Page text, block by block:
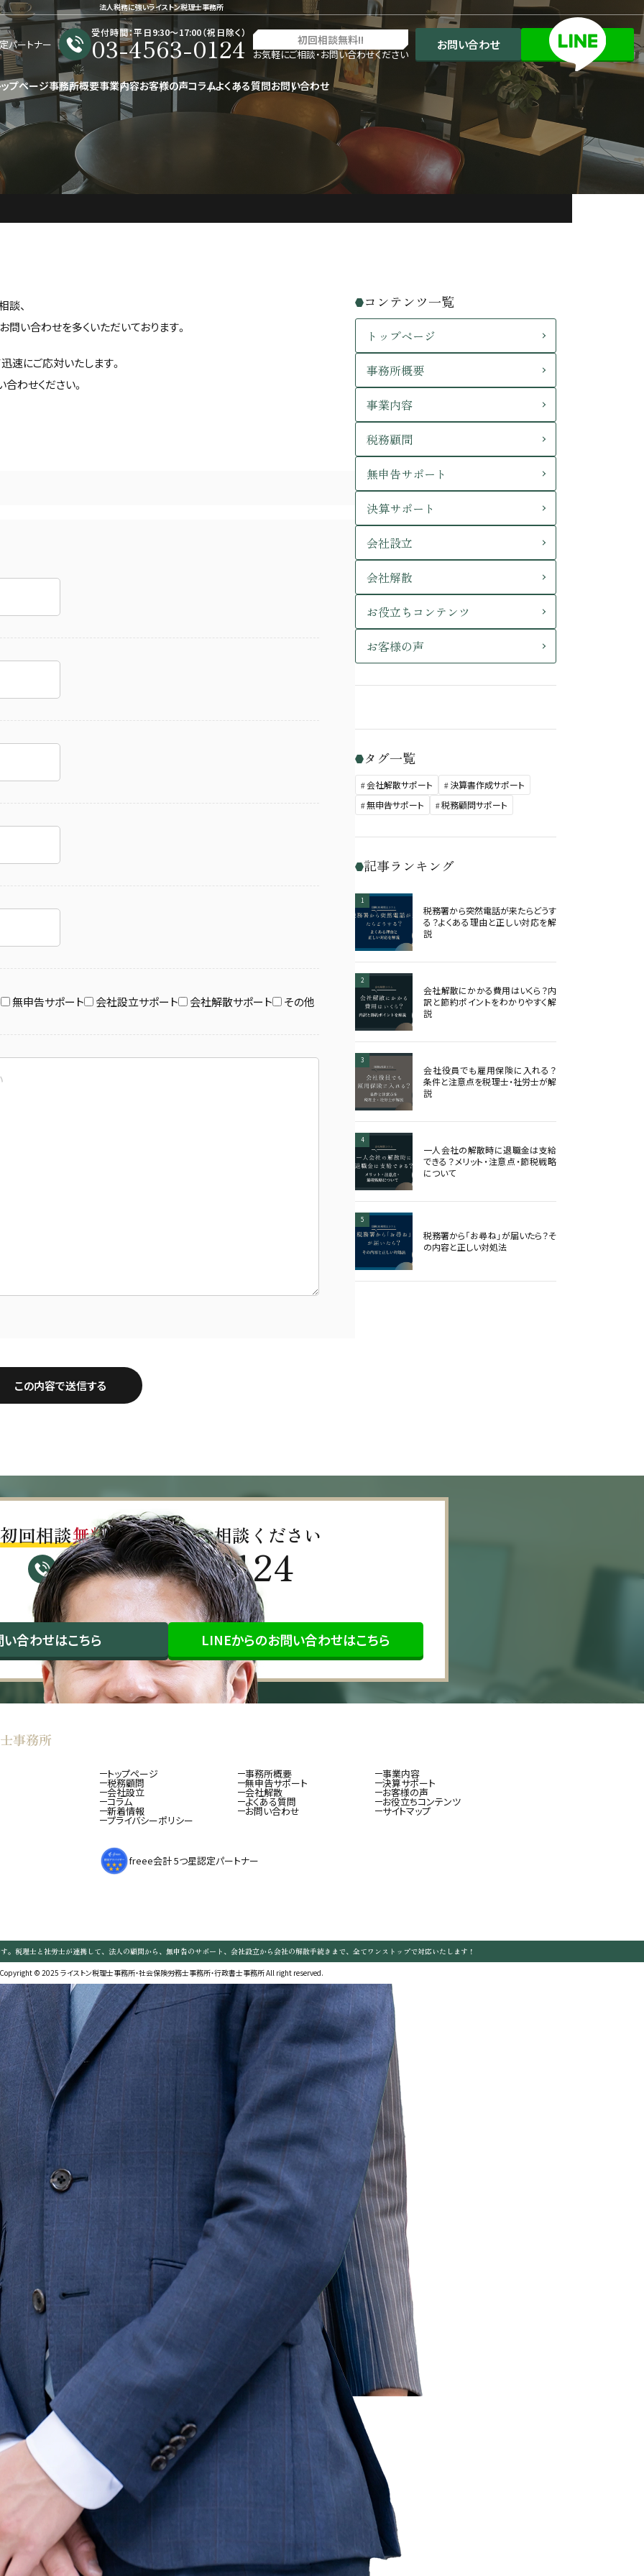
法人税務に強いライストン税理士事務所
パートナー
受付時間：平日9:30〜17:00（祝日除く）
03-4563-0124 初回相談無料!!
お気軽にご相談・お問い合わせください
お問い合わせ
ップページ事務所概要事業内容お客様の声コラムよくある質問お問い合わせ
談、
い合わせを多くいただいております。
速にご応対いたします。
わせください。
無申告サポート 会社設立サポート 会社解散サポート その他
コンテンツ一覧
トップページ
事務所概要
事業内容
税務顧問
無申告サポート
決算サポート
会社設立
会社解散
お役立ちコンテンツ
お客様の声
タグ一覧
会社解散サポート
決算書作成サポート
無申告サポート
税務顧問サポート
記事ランキング
1
税務署から突然電話が来たらどうす
る？よくある理由と正しい対応を解
説
2
会社解散にかかる費用はいくら？内
訳と節約ポイントをわかりやすく解
説
3
会社役員でも雇用保険に入れる？
条件と注意点を税理士・社労士が解
説
4
一人会社の解散時に退職金は支給
できる？メリット・注意点・節税戦略
について
5
税務署から「お尋ね」が届いたら？そ
の内容と正しい対処法
初回相談無料!!お気軽にご相談ください
03-4563-0124
受付時間：平日9:30～17:00（祝日除く）
い合わせはこちら LINEからのお問い合わせはこちら
事務所
トップページ 事務所概要 事業内容
税務顧問 無申告サポート 決算サポート
会社設立 会社解散 お客様の声
コラム よくある質問 お役立ちコンテンツ
新着情報 お問い合わせ サイトマップ
プライバシーポリシー
freee会計 5つ星認定パートナー
。税理士と社労士が連携して、法人の顧問から、無申告のサポート、会社設立から会社の解散手続きまで、全てワンストップで対応いたします！
Copyright © 2025 ライストン税理士事務所・社会保険労務士事務所・行政書士事務所 All right reserved.